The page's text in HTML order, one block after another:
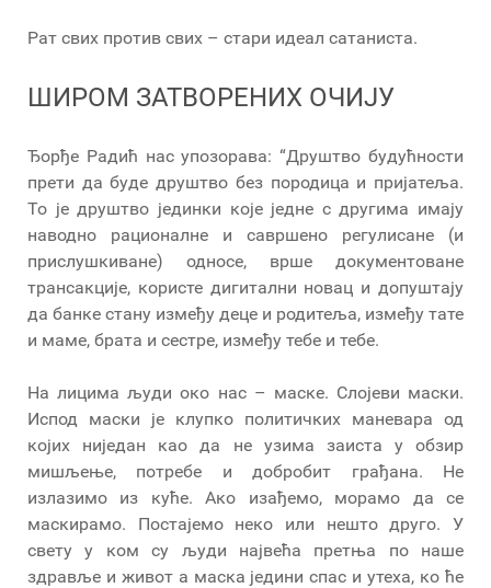
Рат свих против свих – стари идеал сатаниста.
ШИРОМ ЗАТВОРЕНИХ ОЧИЈУ
Ђорђе Радић нас упозорава: “Друштво будућности
прети да буде друштво без породица и пријатеља.
То је друштво јединки које једне с другима имају
наводно рационалне и савршено регулисане (и
прислушкиване) односе, врше документоване
трансакције, користе дигитални новац и допуштају
да банке стану између деце и родитеља, између тате
и маме, брата и сестре, између тебе и тебе.
На лицима људи око нас – маске. Слојеви маски.
Испод маски је клупко политичких маневара од
којих ниједан као да не узима заиста у обзир
мишљење, потребе и добробит грађана. Не
излазимо из куће. Ако изађемо, морамо да се
маскирамо. Постајемо неко или нешто друго. У
свету у ком су људи највећа претња по наше
здравље и живот а маска једини спас и утеха, ко ће